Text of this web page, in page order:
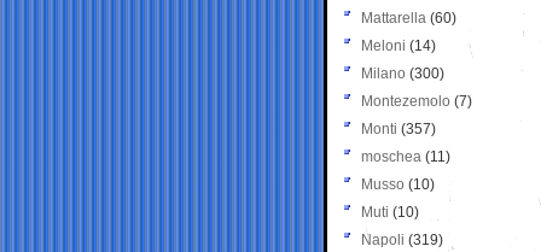
Mattarella (60)
Meloni (14)
Milano (300)
Montezemolo (7)
Monti (357)
moschea (11)
Musso (10)
Muti (10)
Napoli (319)